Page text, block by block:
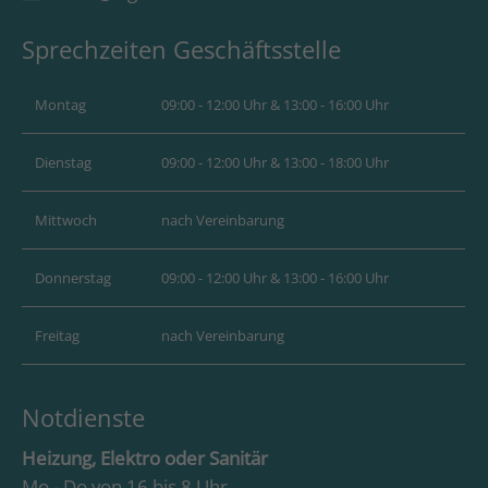
info@yourdomain.com
About us
Lorem ipsum dolor sit amet, consectetuer
Aenean commodo ligula eget dolor. Aenean
massa. Cum sociis natoque penatibus et
magnis dis parturient montes, nascetur
ridiculus mus. Donec quam felis, ultricies nec.
Sprechzeiten Geschäftsstelle
Montag 09:00 - 12:00 Uhr & 13:00 - 16:00 Uhr
Dienstag 09:00 - 12:00 Uhr & 13:00 - 18:00 Uhr
Mittwoch nach Vereinbarung
Donnerstag 09:00 - 12:00 Uhr & 13:00 - 16:00 Uhr
Freitag nach Vereinbarung
Notdienste
Heizung, Elektro oder Sanitär